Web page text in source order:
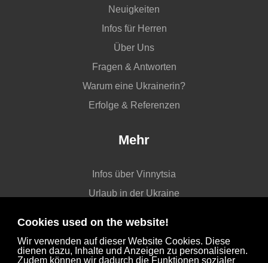
Cookies used on the website!
Wir verwenden auf dieser Website Cookies. Diese
dienen dazu, Inhalte und Anzeigen zu personalisieren.
Zudem können wir dadurch die Funktionen sozialer
Neuigkeiten
Infos für Herren
Über Uns
Fragen & Antworten
Warum eine Ukrainerin?
Erfolge & Referenzen
Mehr
Infos über Vinnytsia
Urlaub in der Ukraine
Datenschutz